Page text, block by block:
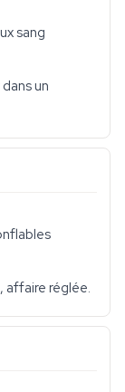
sang
un
affaire réglée.